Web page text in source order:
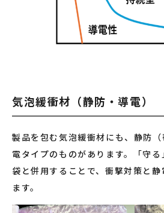
気泡緩衝材（静防・導電）
製品を包む気泡緩衝材にも、静防
電タイプのものがあります。「守る
袋と併用することで、衝撃対策と
ます。